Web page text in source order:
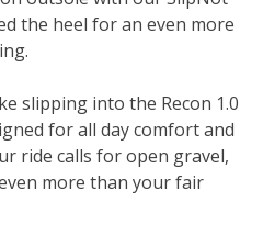
the heel for an even more
slipping into the Recon 1.0
for all day comfort and
ride calls for open gravel,
more than your fair